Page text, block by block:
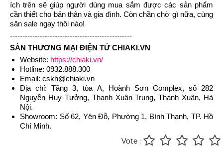
ích trên sẽ giúp người dùng mua sắm được các sản phẩm
cần thiết cho bản thân và gia đình. Còn chần chờ gì nữa, cùng
săn sale ngay thôi nào!
-------------------------------------------------
SÀN THƯƠNG MẠI ĐIỆN TỬ CHIAKI.VN
Website: https://chiaki.vn/
Hotline: 0932.888.300
Email: cskh@chiaki.vn
Địa chỉ: Tầng 3, tòa A, Hoành Sơn Complex, số 282
Nguyễn Huy Tưởng, Thanh Xuân Trung, Thanh Xuân, Hà
Nội.
Showroom: Số 62, Yên Đỗ, Phường 1, Bình Thạnh, TP. Hồ
Chí Minh.
Vote :